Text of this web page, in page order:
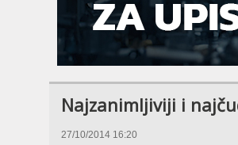
Najzanimljiviji i
27/10/2014 16:20